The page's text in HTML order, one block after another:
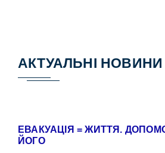
АКТУАЛЬНІ НОВИНИ
ЕВАКУАЦІЯ = ЖИТТЯ.
ЙОГО